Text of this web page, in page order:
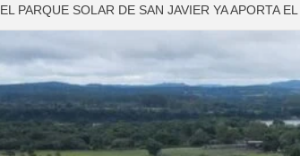
EL PARQUE SOLAR DE SAN JAVIER YA APORTA